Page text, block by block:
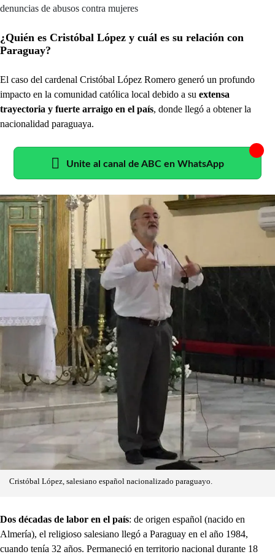
denuncias de abusos contra mujeres
¿Quién es Cristóbal López y cuál es su relación con
Paraguay?
El caso del cardenal Cristóbal López Romero generó un profundo
impacto en la comunidad católica local debido a su extensa
trayectoria y fuerte arraigo en el país, donde llegó a obtener la
nacionalidad paraguaya.
Unite al canal de ABC en WhatsApp
Cristóbal López, salesiano español nacionalizado paraguayo.
Dos décadas de labor en el país: de origen español (nacido en
Almería), el religioso salesiano llegó a Paraguay en el año 1984,
cuando tenía 32 años. Permaneció en territorio nacional durante 18